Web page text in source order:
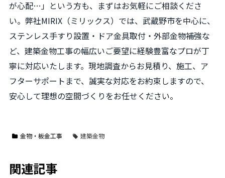
が心配…」という方も、まずはお気軽にご相談くださ
い。弊社MIRIX（ミリックス）では、武蔵野市を中心に、
ステンレス手すり設置・ドア金具取付・外部金物補強な
ど、建築金物工事の幅広いご要望に経験豊富なプロが丁
寧に対応いたします。現地調査からお見積り、施工、ア
フターサポートまで、誠実な対応をお約束しますので、
安心して理想の空間づくりをお任せください。
金物・板金工事 建築金物
関連記事